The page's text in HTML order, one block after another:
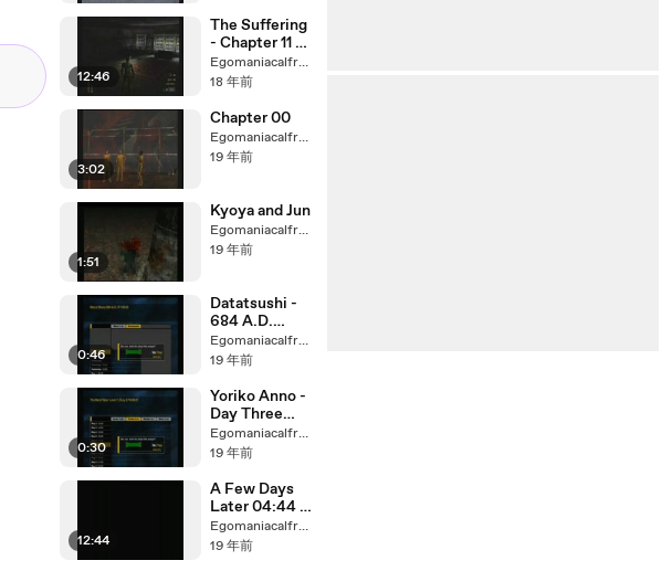
12:46
The Suffering
- Chapter 11 -
Part I
Egomaniacalfreak
18 年前
3:02
Chapter 00
Egomaniacalfreak
19 年前
1:51
Kyoya and Jun
Egomaniacalfreak
19 年前
0:46
Datatsushi -
684 A.D.
12:00 MovieEgomaniacalfreak
19 年前
0:30
Yoriko Anno -
Day Three
18:09 MovieEgomaniacalfreak
19 年前
12:44
A Few Days
Later 04:44 -
Kyoya Suda
Movie
Egomaniacalfreak
19 年前